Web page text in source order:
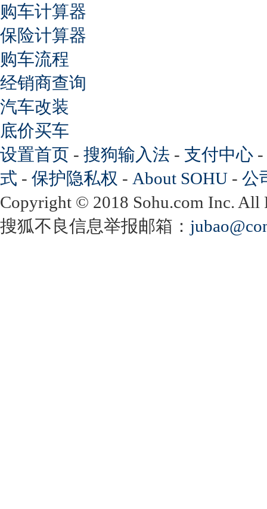
购车计算器
保险计算器
购车流程
经销商查询
汽车改装
底价买车
设置首页 - 搜狗输入法 - 支付中心 -
式 - 保护隐私权 - About SOHU - 公
Copyright © 2018 Sohu.com Inc.
搜狐不良信息举报邮箱：